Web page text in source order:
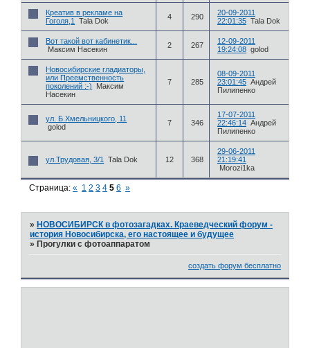
Креатив в рекламе на
Гоголя,1
Tala Dok 4 290
20-09-2011
22:01:35 Tala Dok
Вот такой вот кабинетик...
Максим Насекин
2 267
12-09-2011
19:24:08 golod
Новосибирские гладиаторы,
или Преемственность
поколений :-)
Максим
Насекин
7 285
08-09-2011
23:01:45 Андрей
Пилипенко
ул. Б.Хмельницкого, 11
golod
7 346
17-07-2011
22:46:14 Андрей
Пилипенко
ул.Трудовая, 3/1 Tala Dok 12 368
29-06-2011
21:19:41
Morozi1ka
Страница:« 1 2 3 4 5 6 »
»НОВОСИБИРСК в фотозагадках. Краеведческий форум -
история Новосибирска, его настоящее и будущее
»Прогулки с фотоаппаратом
создать форум бесплатно